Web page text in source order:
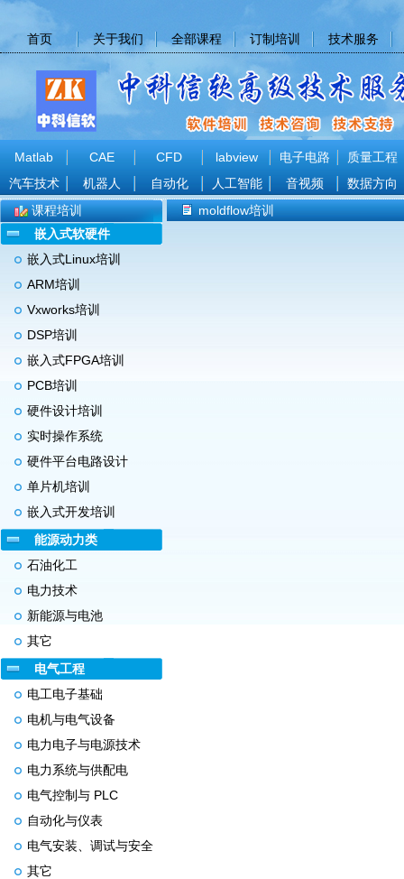
首页 关于我们 全部课程 订制培训 技术服务
Matlab CAE CFD labview 电子电路
质量工程
汽车技术
机器人 自动化 人工智能 音视频
数据方向
课程培训
嵌入式软硬件
嵌入式Linux培训
ARM培训
Vxworks培训
DSP培训
嵌入式FPGA培训
PCB培训
硬件设计培训
实时操作系统
硬件平台电路设计
单片机培训
嵌入式开发培训
能源动力类
石油化工
电力技术
新能源与电池
其它
电气工程
电工电子基础
电机与电气设备
电力电子与电源技术
电力系统与供配电
电气控制与 PLC
自动化与仪表
电气安装、调试与安全
其它
moldflow培训